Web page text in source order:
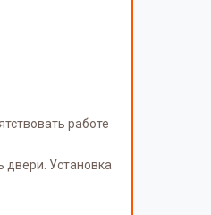
работе
двери. Установка